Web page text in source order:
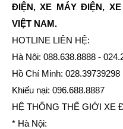
ĐIỆN, XE MÁY ĐIỆN,
VIỆT NAM.
HOTLINE LIÊN HỆ:
Hà Nội: 088.638.8888 -
Hồ Chí Minh: 028.39739298
Khiếu nại: 096.688.8887
HỆ THỐNG THẾ GIỚI XE
* Hà Nội: